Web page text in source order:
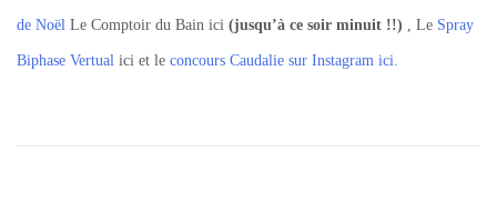
de Noël Le Comptoir du Bain ici (jusqu’à ce soir minuit !!) , Le Spray
Biphase Vertual ici et le concours Caudalie sur Instagram ici.